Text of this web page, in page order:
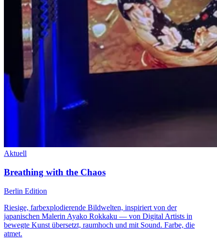
Aktuell
Breathing with the Chaos
Berlin Edition
Riesige, farbexplodierende Bildwelten, inspiriert von der
japanischen Malerin Ayako Rokkaku — von Digital Artists in
bewegte Kunst übersetzt, raumhoch und mit Sound. Farbe, die
atmet.